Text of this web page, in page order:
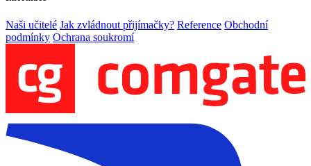
Naši učitelé Jak zvládnout přijímačky? Reference Obchodní
podmínky Ochrana soukromí